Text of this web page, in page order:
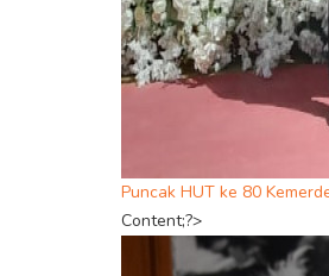
Puncak HUT ke 80
Content;?>